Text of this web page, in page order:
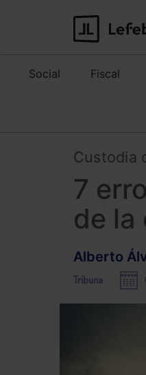
Social Fiscal
Custodia
7
de la
Alberto
Tribuna